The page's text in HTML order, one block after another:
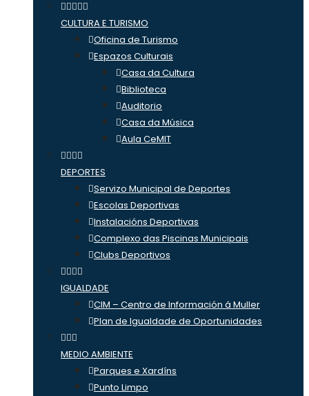
CULTURA E TURISMO
Oficina de Turismo
Espazos Culturais
Casa da Cultura
Biblioteca
Auditorio
Casa da Música
Aula CeMIT
DEPORTES
Servizo Municipal de Deportes
Escolas Deportivas
Instalacións Deportivas
Complexo das Piscinas Municipais
Clubs Deportivos
IGUALDADE
CIM – Centro de Información á Muller
Plan de Igualdade de Oportunidades
MEDIO AMBIENTE
Parques e Xardíns
Punto Limpo